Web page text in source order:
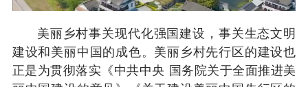
美丽乡村事关现代化强国建设，事关生态文明
建设和美丽中国的成色。美丽乡村先行区的建设也
正是为贯彻落实《中共中央 国务院关于全面推进美